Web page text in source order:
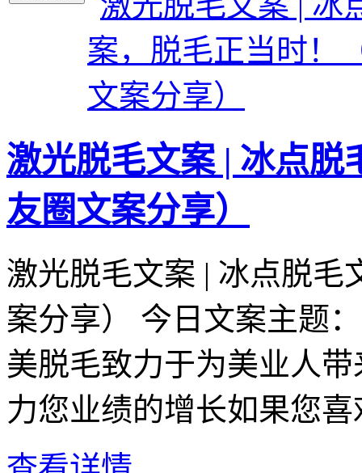
激光脱毛文案 | 冰点脱
友圈文案分享）
激光脱毛文案 | 冰点脱毛
案分享） 今日文案主题
美脱毛致力于为美业人
力您业绩的增长如果您